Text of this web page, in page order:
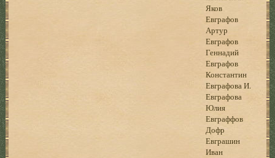
Яков
Евграфов
Артур
Евграфов
Геннадий
Евграфов
Константин
Евграфова И.
Евграфова
Юлия
Евграффов
Дофр
Евграшин
Иван